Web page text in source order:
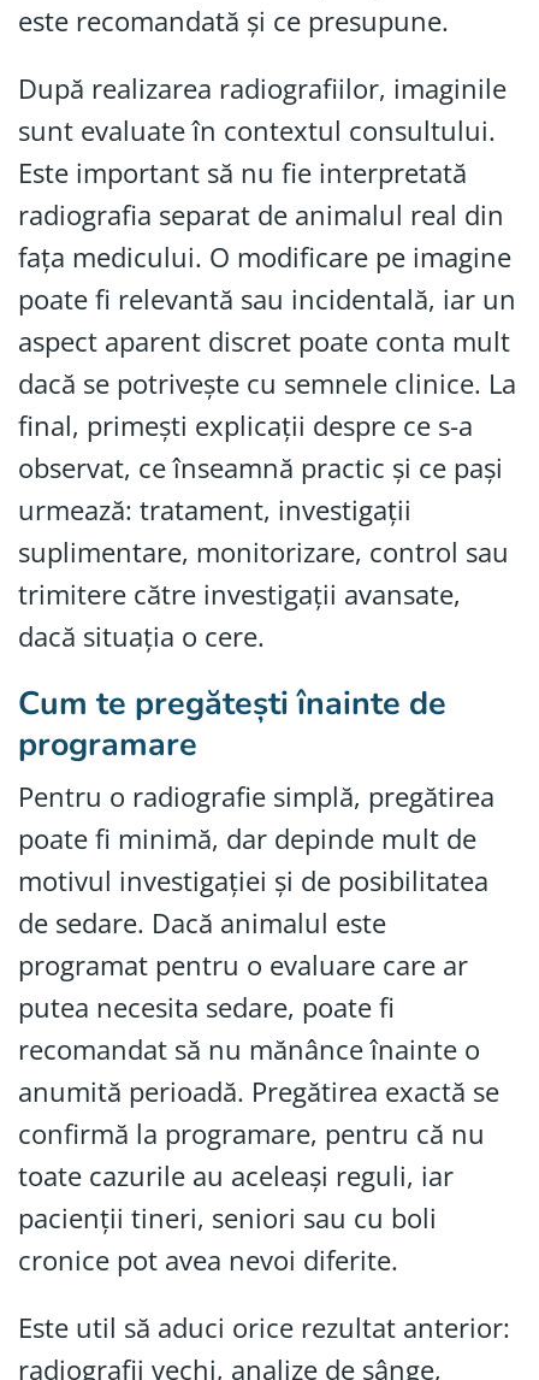
este recomandată și ce presupune.
După realizarea radiografiilor, imaginile
sunt evaluate în contextul consultului.
Este important să nu fie interpretată
radiografia separat de animalul real din
fața medicului. O modificare pe imagine
poate fi relevantă sau incidentală, iar un
aspect aparent discret poate conta mult
dacă se potrivește cu semnele clinice. La
final, primești explicații despre ce s-a
observat, ce înseamnă practic și ce pași
urmează: tratament, investigații
suplimentare, monitorizare, control sau
trimitere către investigații avansate,
dacă situația o cere.
Cum te pregătești înainte de
programare
Pentru o radiografie simplă, pregătirea
poate fi minimă, dar depinde mult de
motivul investigației și de posibilitatea
de sedare. Dacă animalul este
programat pentru o evaluare care ar
putea necesita sedare, poate fi
recomandat să nu mănânce înainte o
anumită perioadă. Pregătirea exactă se
confirmă la programare, pentru că nu
toate cazurile au aceleași reguli, iar
pacienții tineri, seniori sau cu boli
cronice pot avea nevoi diferite.
Este util să aduci orice rezultat anterior:
radiografii vechi, analize de sânge,